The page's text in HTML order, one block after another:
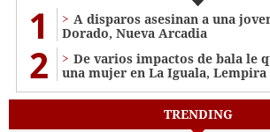
1
A disparos asesinan a una
Dorado, Nueva Arcadia
2
De varios impactos de bala le
una mujer en La Iguala, Lempira
TRENDING